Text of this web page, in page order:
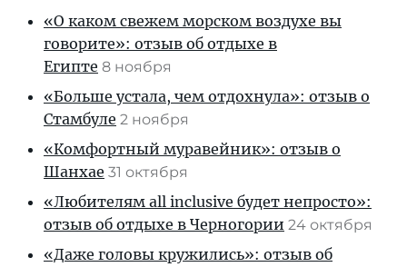
«О каком свежем морском воздухе вы
говорите»: отзыв об отдыхе в
Египте 8 ноября
«Больше устала, чем отдохнула»: отзыв о
Стамбуле 2 ноября
«Комфортный муравейник»: отзыв о
Шанхае 31 октября
«Любителям all inclusive будет непросто»:
отзыв об отдыхе в Черногории 24 октября
«Даже головы кружились»: отзыв об